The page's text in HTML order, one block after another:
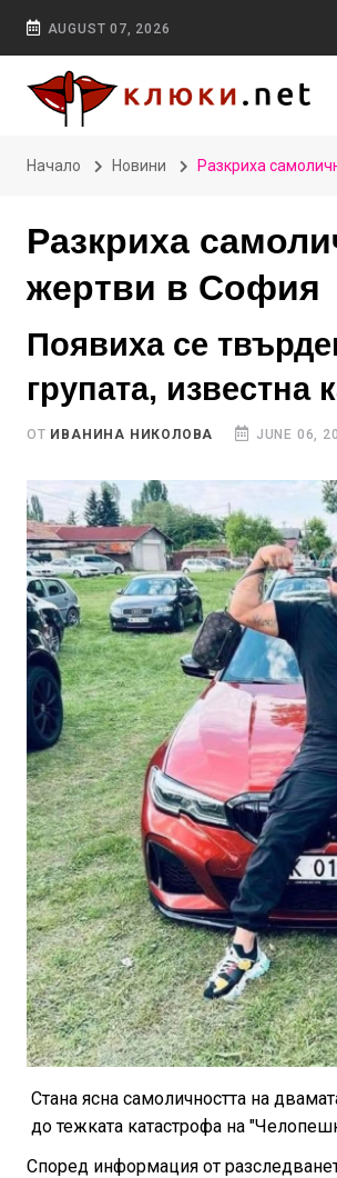
AUGUST 07, 2026
Начало Новини Разкриха
Разкриха
жертви в София
Появиха се
групата, известна
ОТ ИВАНИНА НИКОЛОВА JUNE 06,
Стана ясна самоличността на
до тежката катастрофа на
Според информация от